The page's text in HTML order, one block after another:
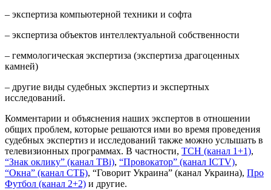
– экспертиза компьютерной техники и софта
– экспертиза объектов интеллектуальной собственности
– геммологическая экспертиза (экспертиза драгоценных
камней)
– другие виды судебных экспертиз и экспертных
исследований.
Комментарии и объяснения наших экспертов в отношении
общих проблем, которые решаются ими во время проведения
судебных экспертиз и исследований также можно услышать в
телевизионных программах. В частности, ТСН (канал 1+1),
“Знак оклику” (канал ТВі), “Провокатор” (канал ICTV),
“Окна” (канал СТБ), “Говорит Украина” (канал Украина), Про
Футбол (канал 2+2) и другие.